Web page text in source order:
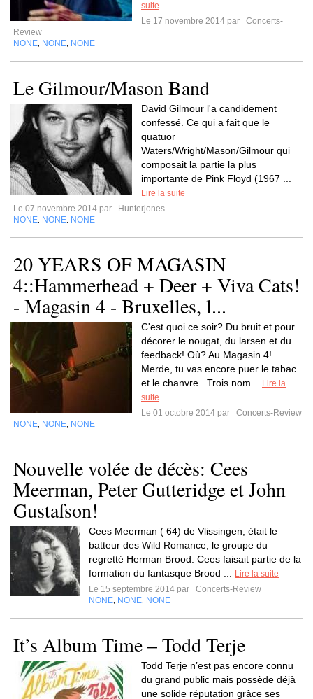
suite
Le 17 novembre 2014 par
Concerts-
Review
NONE NONE NONE
Le Gilmour/Mason Band
David Gilmour l'a candidement
confessé. Ce qui a fait que le
quatuor
Waters/Wright/Mason/Gilmour qui
composait la partie la plus
importante de Pink Floyd (1967 ...
Lire la suite
Le 07 novembre 2014 par
Hunterjones
NONE NONE NONE
20 YEARS OF MAGASIN
4::Hammerhead + Deer + Viva Cats!
- Magasin 4 - Bruxelles, l...
C'est quoi ce soir? Du bruit et pour
décorer le nougat, du larsen et du
feedback! Où? Au Magasin 4!
Merde, tu vas encore puer le tabac
et le chanvre.. Trois nom...
Lire la
suite
Le 01 octobre 2014 par
Concerts-Review
NONE NONE NONE
Nouvelle volée de décès: Cees
Meerman, Peter Gutteridge et John
Gustafson!
Cees Meerman ( 64) de Vlissingen, était le
batteur des Wild Romance, le groupe du
regretté Herman Brood. Cees faisait partie de la
formation du fantasque Brood ...
Lire la suite
Le 15 septembre 2014 par
Concerts-Review
NONE NONE NONE
It’s Album Time – Todd Terje
Todd Terje n’est pas encore connu
du grand public mais possède déjà
une solide réputation grâce ses